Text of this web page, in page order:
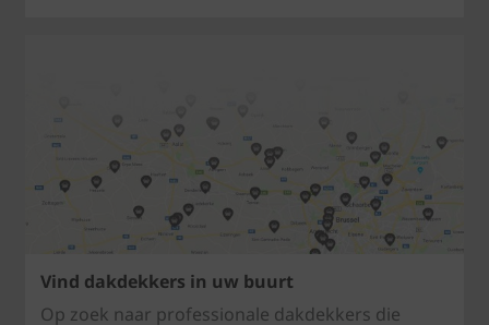
Vind dakdekkers in uw buurt
Op zoek naar professionale dakdekkers die